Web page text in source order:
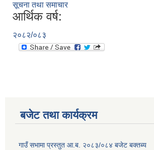
सूचना तथा समाचार
आर्थिक वर्ष:
२०८२/०८३
बजेट तथा कार्यक्रम
गाउँ सभामा प्रस्तुत आ.ब. २०८३/०८४ बजेट बक्तब्य